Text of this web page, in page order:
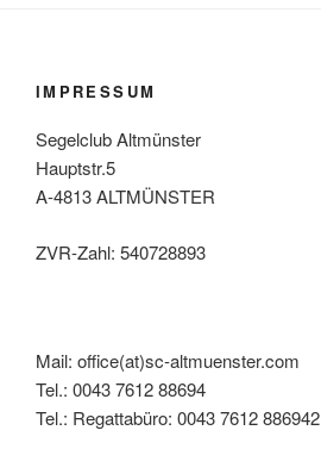
IMPRESSUM
Segelclub Altmünster
Hauptstr.5
A-4813 ALTMÜNSTER
ZVR-Zahl: 540728893
Mail: office(at)sc-altmuenster.com
Tel.: 0043 7612 88694
Tel.: Regattabüro: 0043 7612 886942